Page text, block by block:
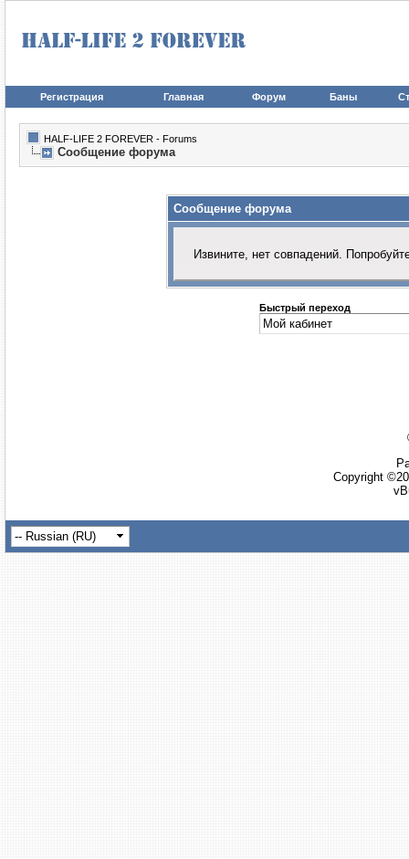
Регистрация Главная Форум Баны
HALF-LIFE 2 FOREVER - Forums
Сообщение форума
Сообщение форума
Извините, нет совпадений.
Быстрый переход
Copyright